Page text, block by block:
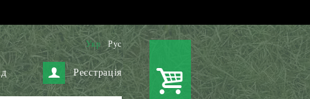
Укр Рус
Реєстрація